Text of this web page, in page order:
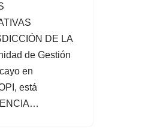
DE LA
de Gestión
en
está